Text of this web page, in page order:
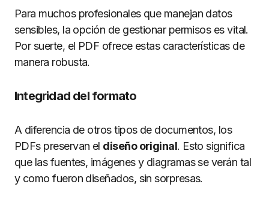
Para muchos profesionales que manejan datos
sensibles, la opción de gestionar permisos es vital.
Por suerte, el PDF ofrece estas características de
manera robusta.
Integridad del formato
A diferencia de otros tipos de documentos, los
PDFs preservan el diseño original. Esto significa
que las fuentes, imágenes y diagramas se verán tal
y como fueron diseñados, sin sorpresas.